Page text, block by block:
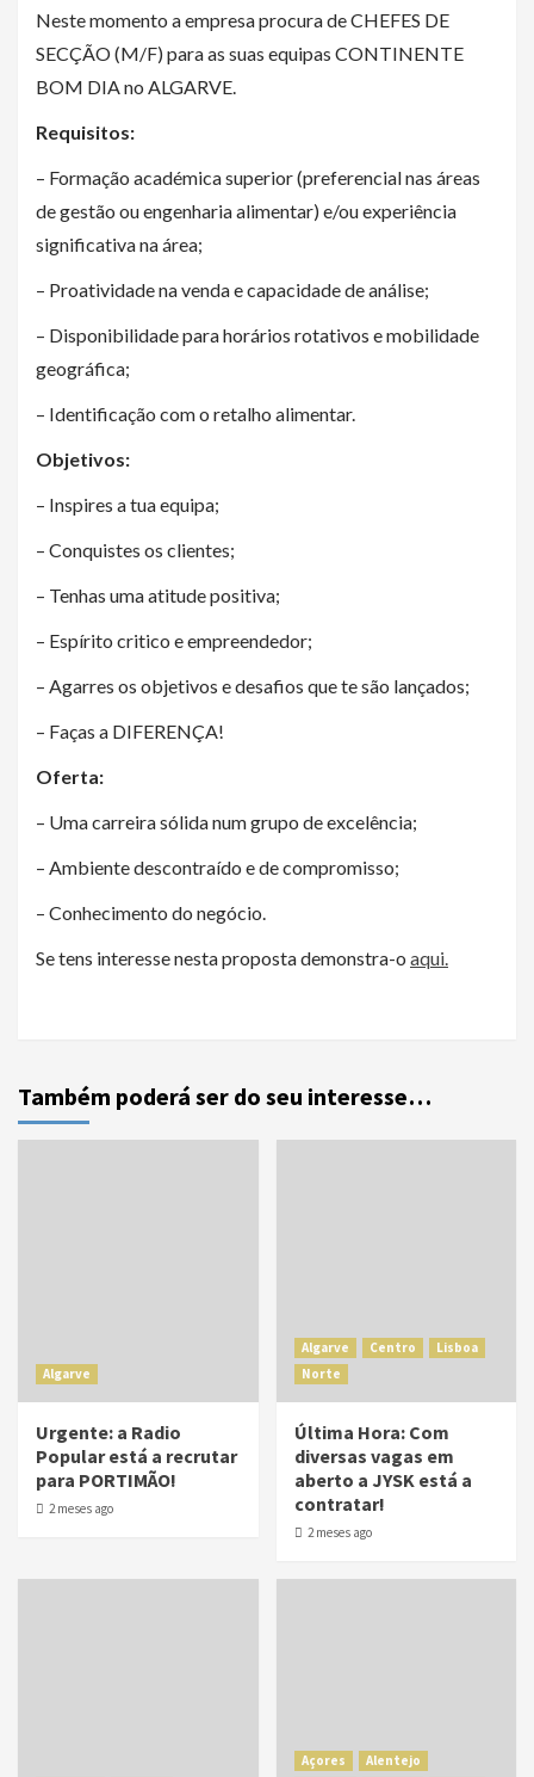
Neste momento a empresa procura de CHEFES DE
SECÇÃO (M/F) para as suas equipas CONTINENTE
BOM DIA no ALGARVE.
Requisitos:
– Formação académica superior (preferencial nas áreas
de gestão ou engenharia alimentar) e/ou experiência
significativa na área;
– Proatividade na venda e capacidade de análise;
– Disponibilidade para horários rotativos e mobilidade
geográfica;
– Identificação com o retalho alimentar.
Objetivos:
– Inspires a tua equipa;
– Conquistes os clientes;
– Tenhas uma atitude positiva;
– Espírito critico e empreendedor;
– Agarres os objetivos e desafios que te são lançados;
– Faças a DIFERENÇA!
Oferta:
– Uma carreira sólida num grupo de excelência;
– Ambiente descontraído e de compromisso;
– Conhecimento do negócio.
Se tens interesse nesta proposta demonstra-o aqui.
Também poderá ser do seu interesse…
Algarve
Urgente: a Radio
Popular está a recrutar
para PORTIMÃO!
2 meses ago
Algarve Centro
Lisboa
Norte
Última Hora: Com
diversas vagas em
aberto a JYSK está a
contratar!
2 meses ago
Açores
Alentejo